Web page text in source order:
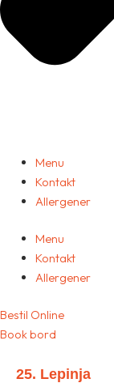
Menu
Kontakt
Allergener
Menu
Kontakt
Allergener
Bestil Online
Book bord
25. Lepinja